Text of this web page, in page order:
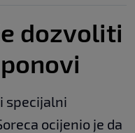
dozvoliti
specijalni
ocijenio je da